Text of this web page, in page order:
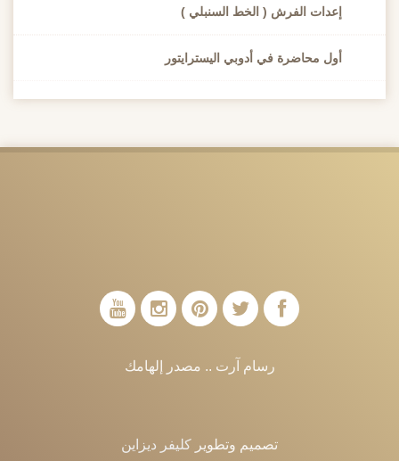
إعدات الفرش ( الخط السنبلي )
أول محاضرة في أدوبي اليسترايتور
رسام آرت .. مصدر إلهامك
تصميم وتطويركليفر ديزاين